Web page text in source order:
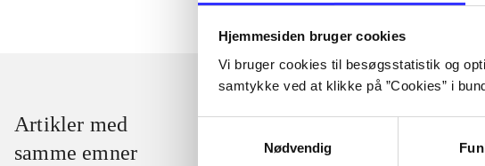
Hjemmesiden bruger cookies
Vi bruger cookies til besøgsstatistik og
samtykke ved at klikke på ”Cookies” i
Nødvendig
Artikler med
samme emner